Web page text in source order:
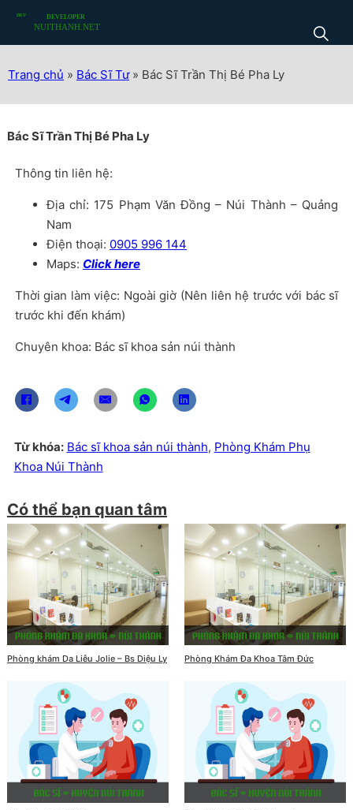
Trang chủ » Bác Sĩ Tư» Bác Sĩ Trần Thị Bé Pha Ly
Bác Sĩ Trần Thị Bé Pha Ly
Thông tin liên hệ:
Địa chỉ: 175 Phạm Văn Đồng – Núi Thành – Quảng
Nam
Điện thoại: 0905 996 144
Maps: Click here
Thời gian làm việc: Ngoài giờ (Nên liên hệ trước với bác sĩ
trước khi đến khám)
Chuyên khoa: Bác sĩ khoa sản núi thành
Từ khóa: Bác sĩ khoa sản núi thành, Phòng Khám Phụ
Khoa Núi Thành
Có thể bạn quan tâm
Phòng khám Da Liễu Jolie – Bs Diệu Ly Phòng Khám Đa Khoa Tâm Đức